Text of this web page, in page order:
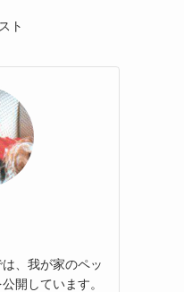
ト
は、我が家のペッ
開しています。